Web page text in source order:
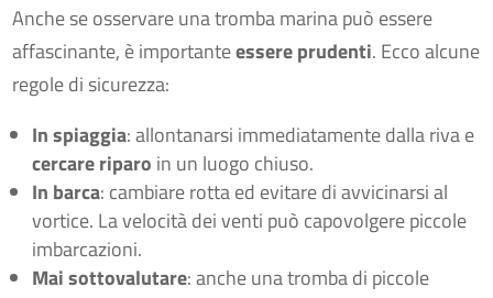
Anche se osservare una tromba marina può essere
affascinante, è importanteessere prudenti. Ecco alcune
regole di sicurezza:
In spiaggia: allontanarsi immediatamente dalla riva e
cercare riparo in un luogo chiuso.
In barca: cambiare rotta ed evitare di avvicinarsi al
vortice. La velocità dei venti può capovolgere piccole
imbarcazioni.
Mai sottovalutare: anche una tromba di piccole